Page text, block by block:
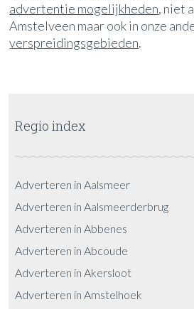
advertentie mogelijkheden, niet
Amstelveen maar ook in onze
verspreidingsgebieden.
Regio index
Adverteren in Aalsmeer
Adverteren in Aalsmeerderbrug
Adverteren in Abbenes
Adverteren in Abcoude
Adverteren in Akersloot
Adverteren in Amstelhoek